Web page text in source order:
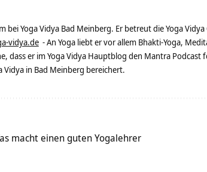
bei Yoga Vidya Bad Meinberg. Er betreut die Yoga
vidya.de - An Yoga liebt er vor allem Bhakti-Yoga,
dass er im Yoga Vidya Hauptblog den Mantra
Vidya in Bad Meinberg bereichert.
macht einen guten Yogalehrer